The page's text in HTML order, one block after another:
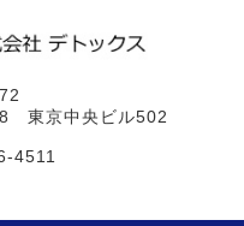
東京中央ビル502
4511